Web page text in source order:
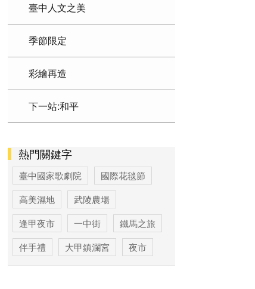
臺中人文之美
季節限定
彩繪再造
下一站:和平
熱門關鍵字
臺中國家歌劇院
國際花毯節
高美濕地
武陵農場
逢甲夜市
一中街
鐵馬之旅
伴手禮
大甲鎮瀾宮
夜市